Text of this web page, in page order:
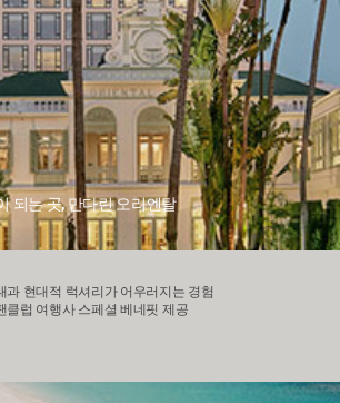
되는 곳, 만다린 오리엔탈
과 현대적 럭셔리가 어우러지는 경험
클럽 여행사 스페셜 베네핏 제공